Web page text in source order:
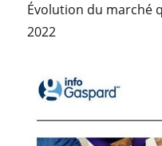
Évolution du marché
2022